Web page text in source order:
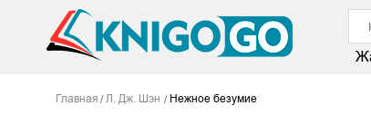
Главная Л. Дж. Шэн Нежное безумие